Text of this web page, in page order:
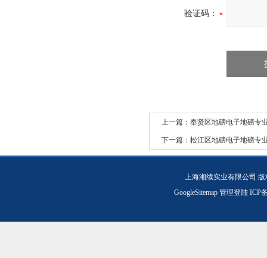
验证码：
上一篇： 奉贤区地磅电子地磅专
下一篇： 松江区地磅电子地磅专
上海湘续实业有限公司
GoogleSitemap 管理登陆ICP